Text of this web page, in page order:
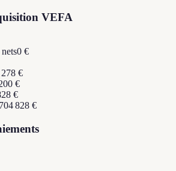
VEFA
0 €
278 €
€
€
704 828 €